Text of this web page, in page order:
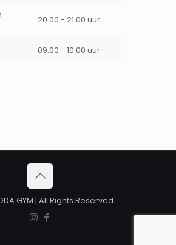
20.00 - 21.00 uur
09.00 - 10.00 uur
GYM | All Rights Reserved